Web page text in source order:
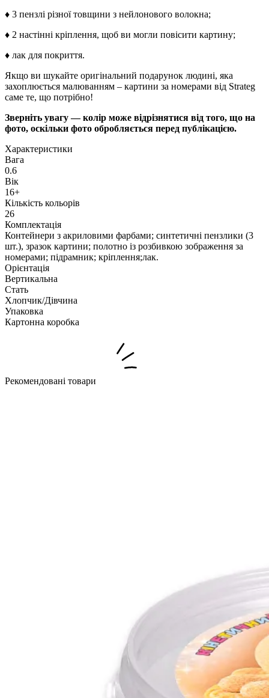
♦ 3 пензлі різної товщини з нейлонового волокна;
♦ 2 настінні кріплення, щоб ви могли повісити картину;
♦ лак для покриття.
Якщо ви шукайте оригінальний подарунок людині, яка
захоплюється малюванням – картини за номерами від Strateg
саме те, що потрібно!
Зверніть увагу — колір може відрізнятися від того, що на
фото, оскільки фото обробляється перед публікацією.
Характеристики
Вага
0.6
Вік
16+
Кількість кольорів
26
Комплектація
Контейнери з акриловими фарбами; синтетичні пензлики (3
шт.), зразок картини; полотно із розбивкою зображення за
номерами; підрамник; кріплення;лак.
Орієнтація
Вертикальна
Стать
Хлопчик/Дiвчина
Упаковка
Картонна коробка
Рекомендовані товари